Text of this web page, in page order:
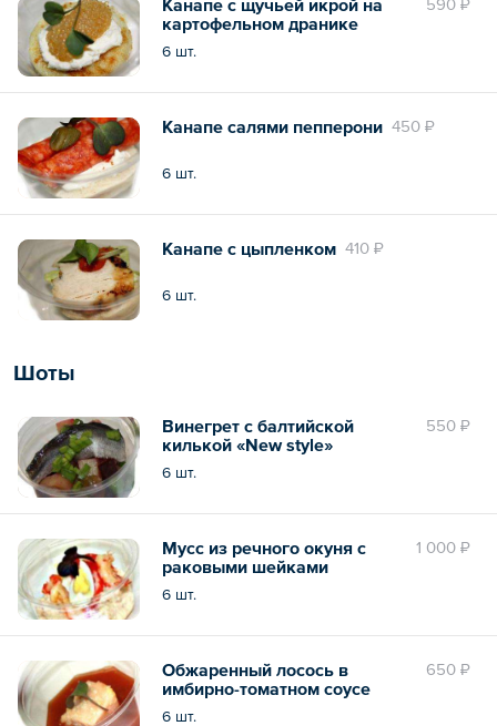
Канапе с щучьей икрой на
картофельном дранике
6 шт.
450 ₽
Канапе салями пепперони
6 шт.
410 ₽
Канапе с цыпленком
6 шт.
Шоты
550 ₽
Винегрет с балтийской
килькой «New style»
6 шт.
1 000 ₽
Мусс из речного окуня c
раковыми шейками
6 шт.
650 ₽
Обжаренный лосось в
имбирно-томатном соусе
6 шт.